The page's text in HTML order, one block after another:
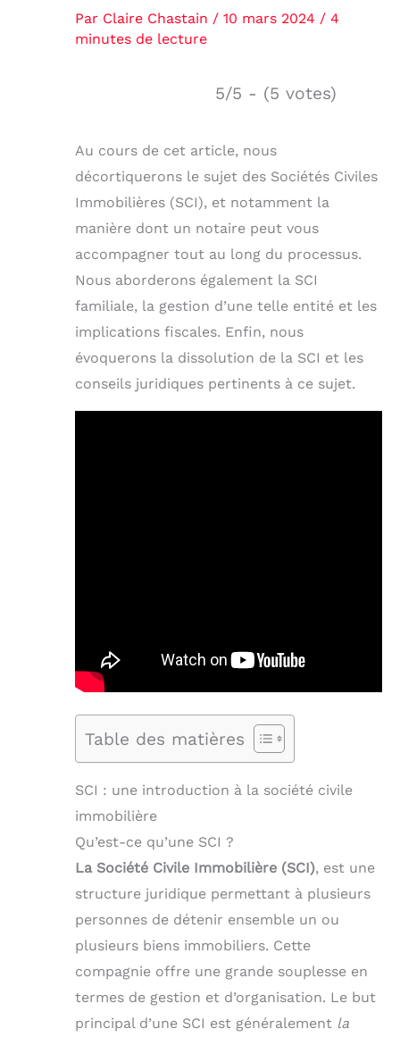
Par Claire Chastain / 10 mars 2024 / 4
minutes de lecture
5/5 - (5 votes)
Au cours de cet article, nous
décortiquerons le sujet des Sociétés Civiles
Immobilières (SCI), et notamment la
manière dont un notaire peut vous
accompagner tout au long du processus.
Nous aborderons également la SCI
familiale, la gestion d’une telle entité et les
implications fiscales. Enfin, nous
évoquerons la dissolution de la SCI et les
conseils juridiques pertinents à ce sujet.
Table des matières
SCI : une introduction à la société civile
immobilière
Qu’est-ce qu’une SCI ?
La Société Civile Immobilière (SCI), est une
structure juridique permettant à plusieurs
personnes de détenir ensemble un ou
plusieurs biens immobiliers. Cette
compagnie offre une grande souplesse en
termes de gestion et d’organisation. Le but
principal d’une SCI est généralement la